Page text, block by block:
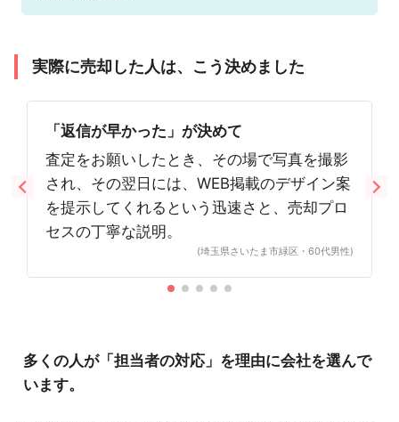
実際に売却した人は、こう決めました
「返信が早かった」が決めて
査定をお願いしたとき、その場で写真を撮影
され、その翌日には、WEB掲載のデザイン案
を提示してくれるという迅速さと、売却プロ
セスの丁寧な説明。
(埼玉県さいたま市緑区・60代男性)
多くの人が「担当者の対応」を理由に会社を選んで
います。